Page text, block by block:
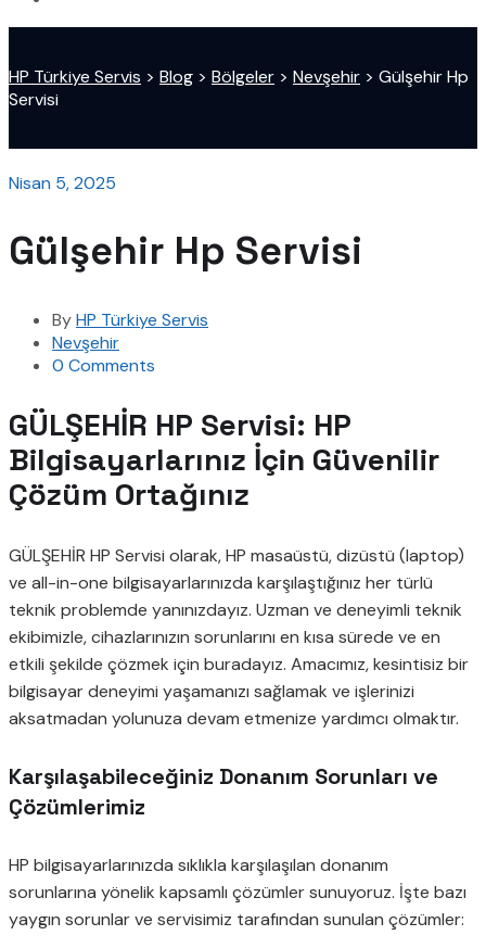
HP Türkiye Servis > Blog > Bölgeler > Nevşehir > Gülşehir Hp
Servisi
Nisan 5, 2025
Gülşehir Hp Servisi
ByHP Türkiye Servis
Nevşehir
0 Comments
GÜLŞEHİR HP Servisi: HP
Bilgisayarlarınız İçin Güvenilir
Çözüm Ortağınız
GÜLŞEHİR HP Servisi olarak, HP masaüstü, dizüstü (laptop)
ve all-in-one bilgisayarlarınızda karşılaştığınız her türlü
teknik problemde yanınızdayız. Uzman ve deneyimli teknik
ekibimizle, cihazlarınızın sorunlarını en kısa sürede ve en
etkili şekilde çözmek için buradayız. Amacımız, kesintisiz bir
bilgisayar deneyimi yaşamanızı sağlamak ve işlerinizi
aksatmadan yolunuza devam etmenize yardımcı olmaktır.
Karşılaşabileceğiniz Donanım Sorunları ve
Çözümlerimiz
HP bilgisayarlarınızda sıklıkla karşılaşılan donanım
sorunlarına yönelik kapsamlı çözümler sunuyoruz. İşte bazı
yaygın sorunlar ve servisimiz tarafından sunulan çözümler: